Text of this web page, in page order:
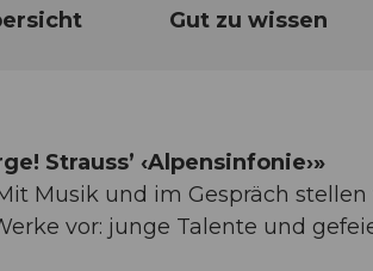
Gut zu wissen
Strauss’ ‹Alpensinfonie›»
Musik und im Gespräch
vor: junge Talente und